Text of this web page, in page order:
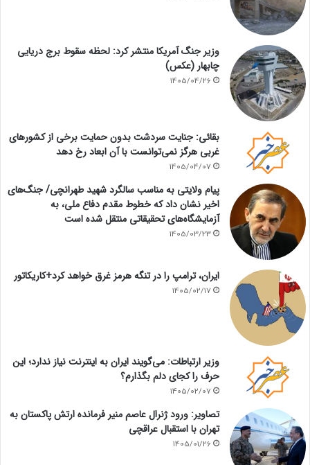
وزیر جنگ آمریکا منتشر کرد: لحظه سقوط برج دریایی
چابهار (عکس)
1405/04/26
بقائی: جنایت سردشت بدون حمایت برخی از کشورهای
غربی هرگز نمی‌توانست با آن ابعاد رخ دهد
1405/04/07
پیام ولایتی به مناسب سالگرد شهید طهرانچی/ جنگ‌های
اخیر نشان داد که خطوط مقدم دفاع ملی، به
آزمایشگاه‌های تحقیقاتی منتقل شده است
1405/03/23
ایران، ترامپ را در تنگه هرمز غرق خواهد کرد+کاریکاتور
1405/02/17
وزیر ارتباطات: می‌گویند ایران به اینترنت نیاز ندارد؛ این
حرف را کجای دلم بگذارم؟
1405/02/07
تصاویر: ورود ژنرال عاصم منیر فرمانده ارتش پاکستان به
تهران با استقبال عراقچی
1405/01/26